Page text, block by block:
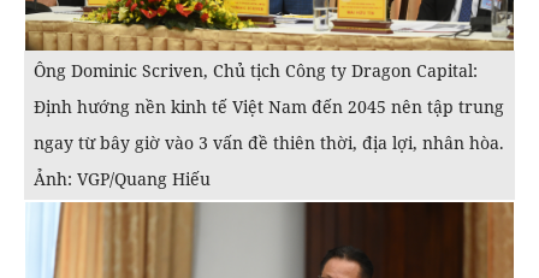
Ông Dominic Scriven, Chủ tịch Công ty Dragon Capital:
Định hướng nền kinh tế Việt Nam đến 2045 nên tập trung
ngay từ bây giờ vào 3 vấn đề thiên thời, địa lợi, nhân hòa.
Ảnh: VGP/Quang Hiếu